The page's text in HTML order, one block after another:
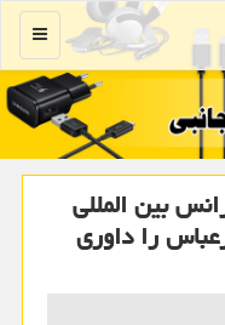
منو
بین المللی
را داوری